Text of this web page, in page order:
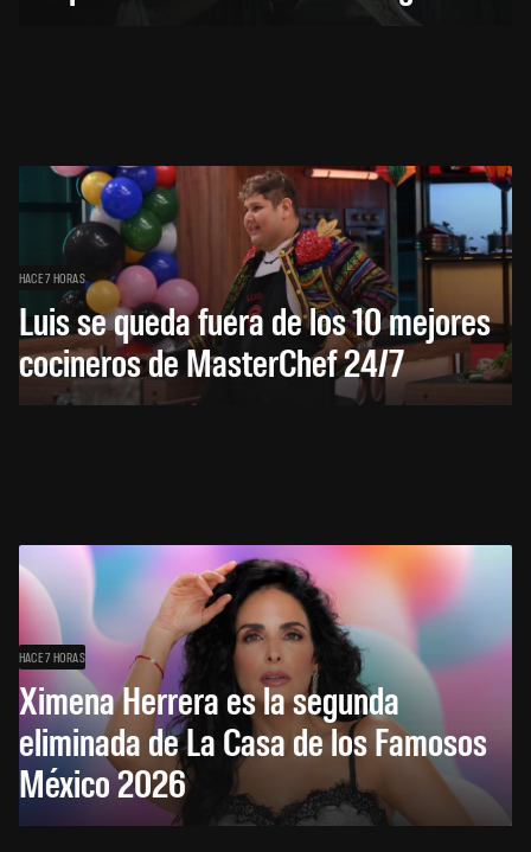
HACE 7 HORAS
Luis se queda fuera de los 10 mejores
cocineros de MasterChef 24/7
HACE 7 HORAS
Ximena Herrera es la segunda
eliminada de La Casa de los Famosos
México 2026